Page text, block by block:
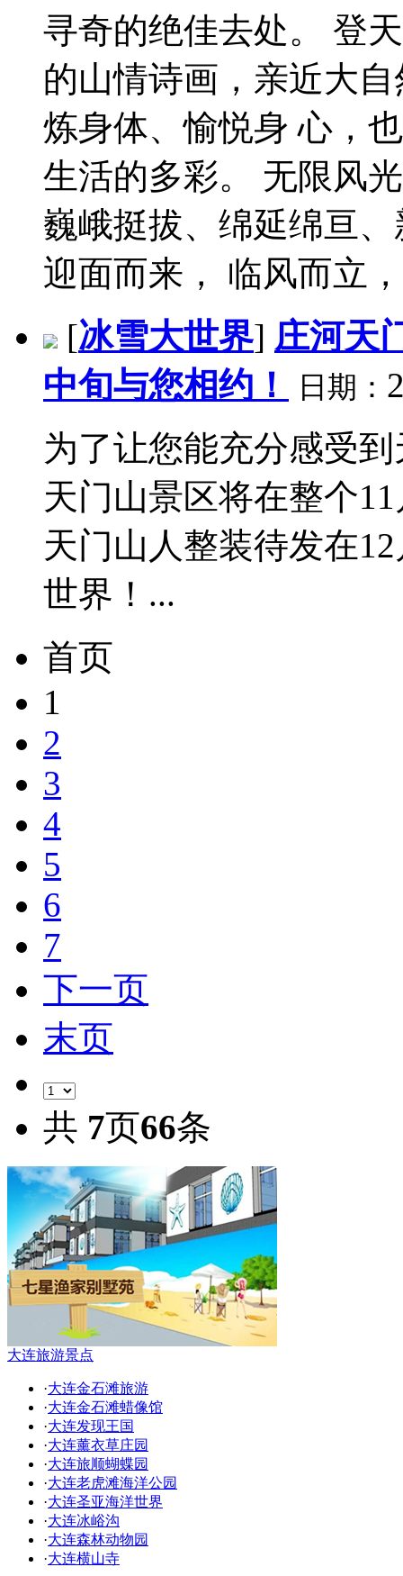
寻奇的绝佳去处。 登
的山情诗画，亲近大
炼身体、愉悦身 心，
生活的多彩。 无限风
巍峨挺拔、绵延绵亘
迎面而来， 临风而立
[冰雪大世界] 庄河天
中旬与您相约！
日期：
为了让您能充分感受
天门山景区将在整个
天门山人整装待发在
世界！...
首页
1
2
3
4
5
6
7
下一页
末页
共 7页66条
大连旅游景点
·大连金石滩旅游
·大连金石滩蜡像馆
·大连发现王国
·大连薰衣草庄园
·大连旅顺蝴蝶园
·大连老虎滩海洋公园
·大连圣亚海洋世界
·大连冰峪沟
·大连森林动物园
·大连横山寺